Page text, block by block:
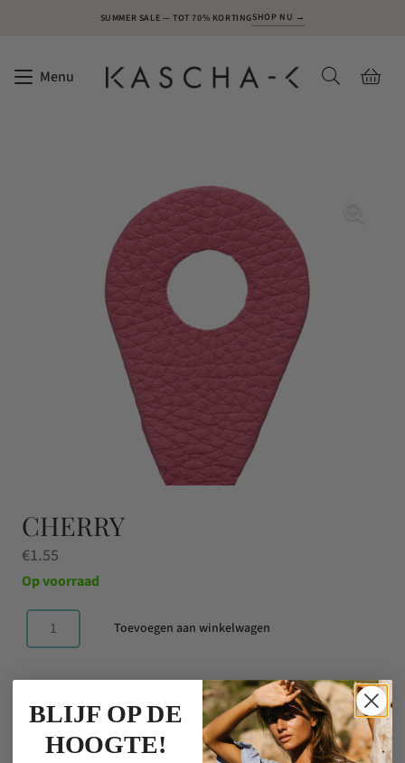
SUMMER SALE — TOT 70% KORTINGSHOP NU →
Menu
CHERRY
€1.55
Op voorraad
Toevoegen aan winkelwagen
ANDERE KOCHTEN OOK
BLIJF OP DE
HOOGTE!